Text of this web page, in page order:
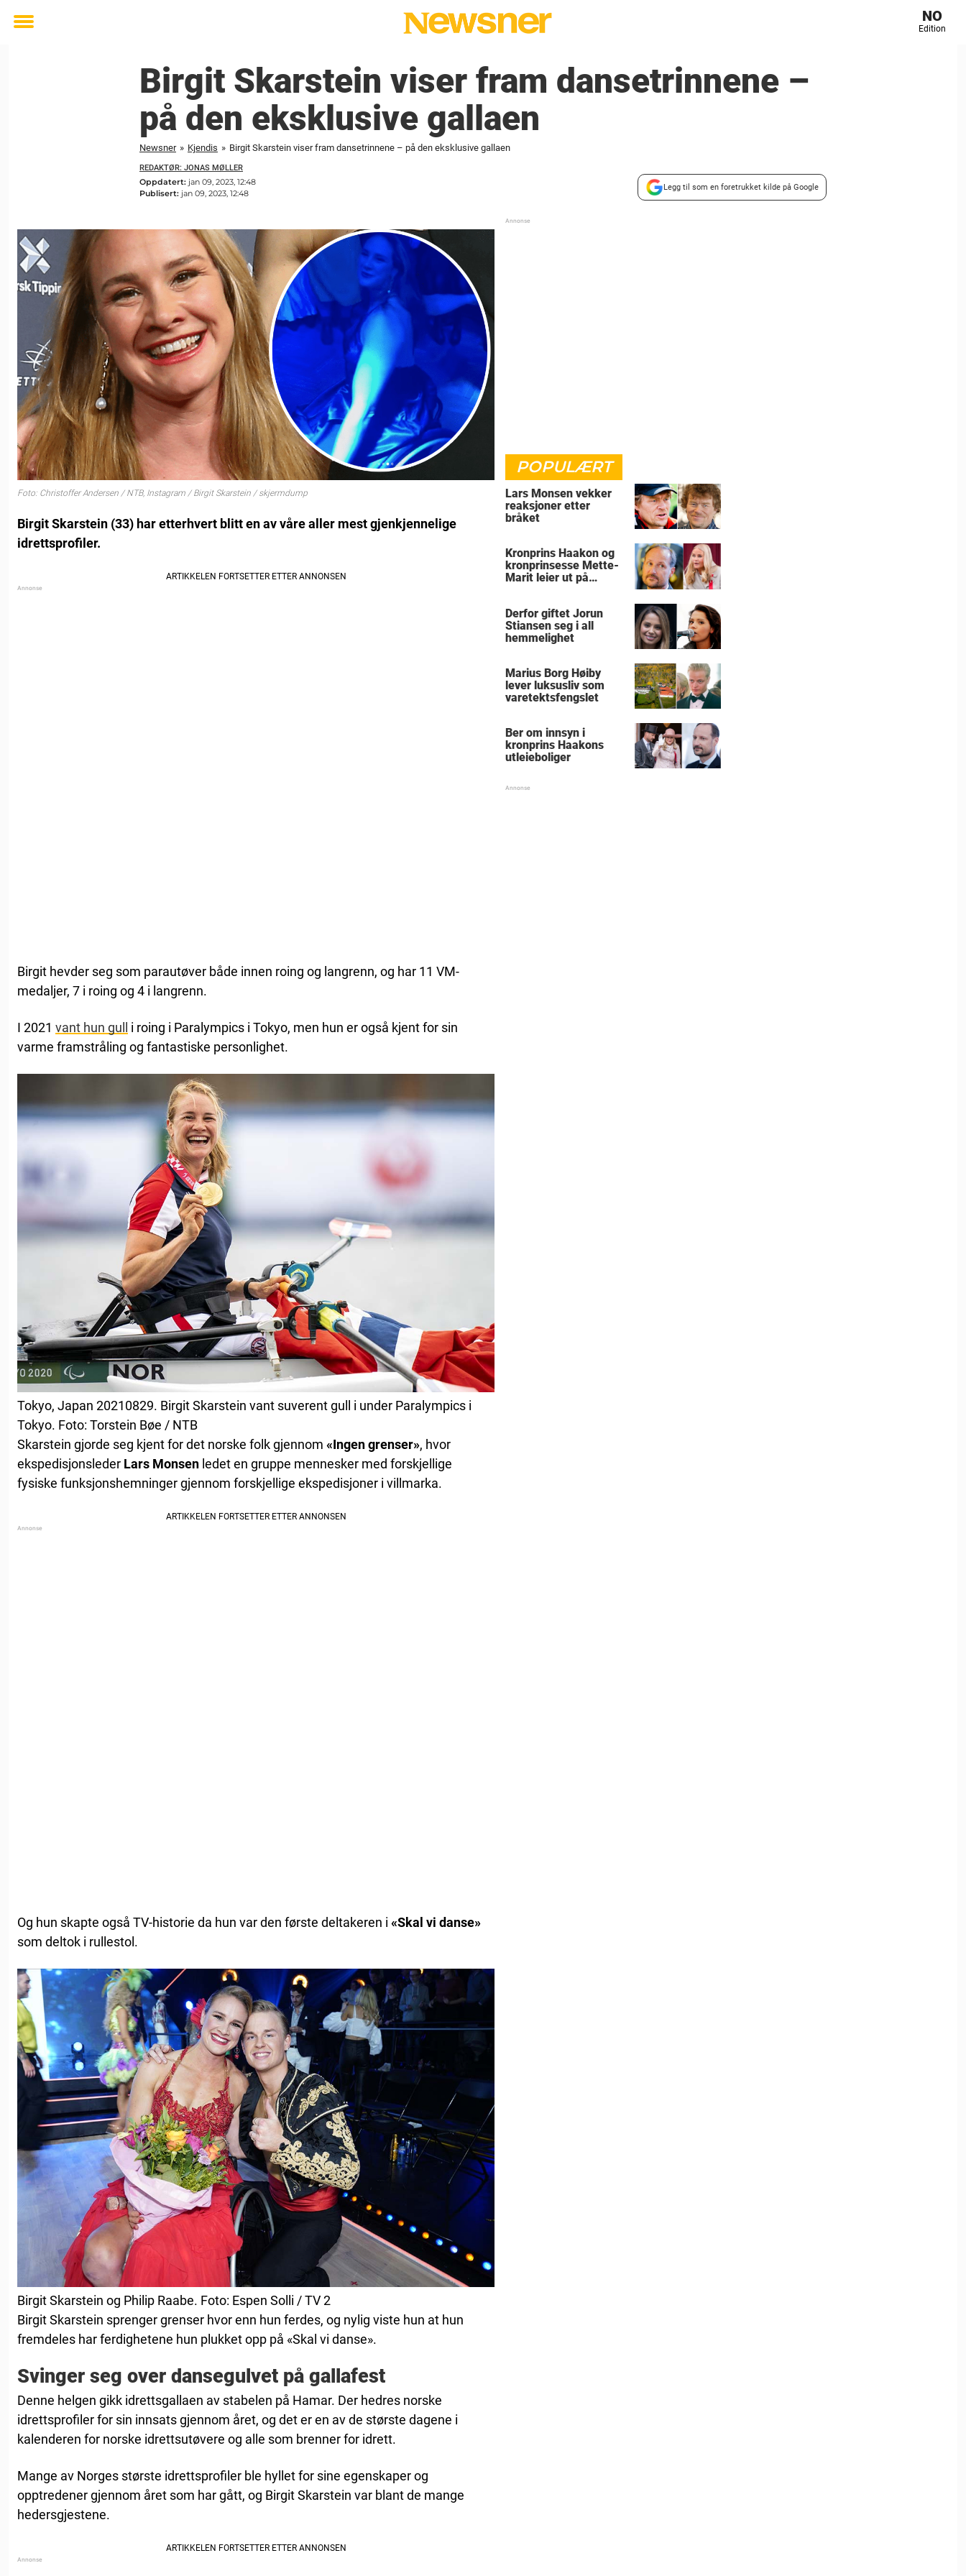
Toggle
NO
Edition
Birgit Skarstein viser fram dansetrinnene –
på den eksklusive gallaen
Newsner » Kjendis » Birgit Skarstein viser fram dansetrinnene – på den eksklusive gallaen
REDAKTØR: JONAS MØLLER
Oppdatert: jan 09, 2023, 12:48
Publisert: jan 09, 2023, 12:48
Legg til som en foretrukket kilde på Google
Foto: Christoffer Andersen / NTB, Instagram / Birgit Skarstein / skjermdump
Birgit Skarstein (33) har etterhvert blitt en av våre aller mest gjenkjennelige
idrettsprofiler.
Birgit hevder seg som parautøver både innen roing og langrenn, og har 11 VM-
medaljer, 7 i roing og 4 i langrenn.
I 2021 vant hun gull
i roing i Paralympics i Tokyo, men hun er også kjent for sin
varme framstråling og fantastiske personlighet.
Tokyo, Japan 20210829. Birgit Skarstein vant suverent gull i under Paralympics i
Tokyo. Foto: Torstein Bøe / NTB
Skarstein gjorde seg kjent for det norske folk gjennom «Ingen grenser», hvor
ekspedisjonsleder Lars Monsen ledet en gruppe mennesker med forskjellige
fysiske funksjonshemninger gjennom forskjellige ekspedisjoner i villmarka.
Og hun skapte også TV-historie da hun var den første deltakeren i «Skal vi danse»
som deltok i rullestol.
Birgit Skarstein og Philip Raabe. Foto: Espen Solli / TV 2
Birgit Skarstein sprenger grenser hvor enn hun ferdes, og nylig viste hun at hun
fremdeles har ferdighetene hun plukket opp på «Skal vi danse».
Svinger seg over dansegulvet på gallafest
Denne helgen gikk idrettsgallaen av stabelen på Hamar. Der hedres norske
idrettsprofiler for sin innsats gjennom året, og det er en av de største dagene i
kalenderen for norske idrettsutøvere og alle som brenner for idrett.
Mange av Norges største idrettsprofiler ble hyllet for sine egenskaper og
opptredener gjennom året som har gått, og Birgit Skarstein var blant de mange
hedersgjestene.
POPULÆRT
Lars Monsen vekker
reaksjoner etter
bråket
Kronprins Haakon og
kronprinsesse Mette-
Marit leier ut på
Derfor giftet Jorun
Stiansen seg i all
hemmelighet
Marius Borg Høiby
lever luksusliv som
varetektsfengslet
Ber om innsyn i
kronprins Haakons
utleieboliger